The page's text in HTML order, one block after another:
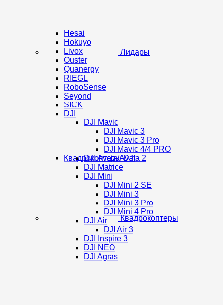
Лидары
Hesai
Hokuyo
Livox
Ouster
Quanergy
RIEGL
RoboSense
Seyond
SICK
DJI
Квадрокоптеры
Квадрокоптеры DJI
DJI Mavic
DJI Mavic 3
DJI Mavic 3 Pro
DJI Mavic 4/4 PRO
DJI Avata/Avata 2
DJI Matrice
DJI Mini
DJI Mini 2 SE
DJI Mini 3
DJI Mini 3 Pro
DJI Mini 4 Pro
DJI Air
DJI Air 3
DJI Inspire 3
DJI NEO
DJI Agras